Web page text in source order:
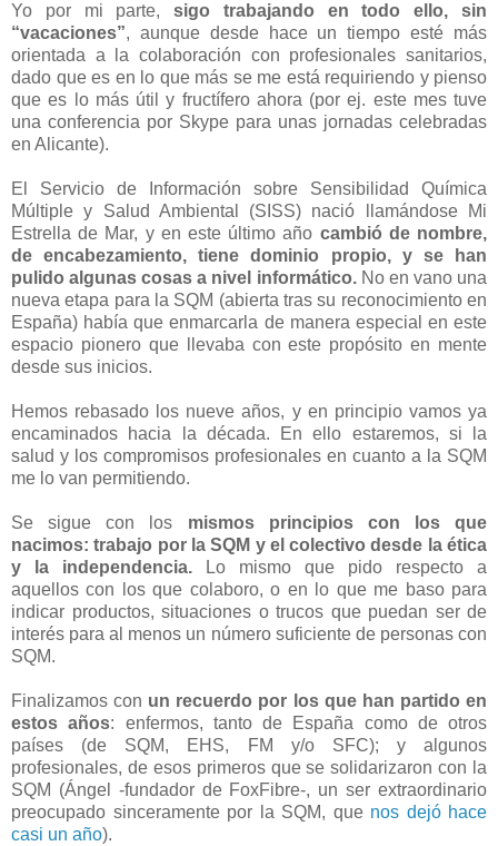
Yo por mi parte,sigo trabajando en todo ello, sin
“vacaciones”, aunque desde hace un tiempo esté más
orientada a la colaboración con profesionales sanitarios,
dado que es en lo que más se me está requiriendo y pienso
que es lo más útil y fructífero ahora (por ej. este mes tuve
una conferencia por Skype para unas jornadas celebradas
en Alicante).
El Servicio de Información sobre Sensibilidad Química
Múltiple y Salud Ambiental (SISS) nació llamándose Mi
Estrella de Mar, y en este último año cambió de nombre,
de encabezamiento, tiene dominio propio, y se han
pulido algunas cosas a nivel informático.No en vano una
nueva etapa para la SQM (abierta tras su reconocimiento en
España) había que enmarcarla de manera especial en este
espacio pionero que llevaba con este propósito en mente
desde sus inicios.
Hemos rebasado los nueve años, y en principio vamos ya
encaminados hacia la década. En ello estaremos, si la
salud y los compromisos profesionales en cuanto a la SQM
me lo van permitiendo.
Se sigue con los mismos principios con los que
nacimos: trabajo por la SQM y el colectivo desde la ética
y la independencia. Lo mismo que pido respecto a
aquellos con los que colaboro, o en lo que me baso para
indicar productos, situaciones o trucos que puedan ser de
interés para al menos un número suficiente de personas con
SQM.
Finalizamos con un recuerdo por los que han partido en
estos años: enfermos, tanto de España como de otros
países (de SQM, EHS, FM y/o SFC); y algunos
profesionales, de esos primeros que se solidarizaron con la
SQM (Ángel -fundador de FoxFibre-, un ser extraordinario
preocupado sinceramente por la SQM, que nos dejó hace
casi un año).